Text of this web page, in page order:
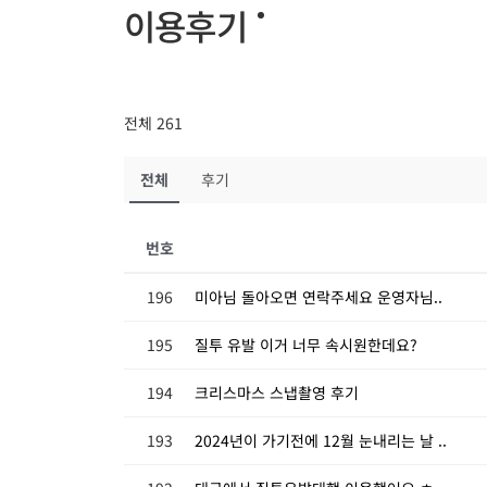
이용후기
전체 261
전체 후기
번호
196 미아님 돌아오면 연락주세요 운영자님..
195 질투 유발 이거 너무 속시원한데요?
194 크리스마스 스냅촬영 후기
193 2024년이 가기전에 12월 눈내리는 날 ..